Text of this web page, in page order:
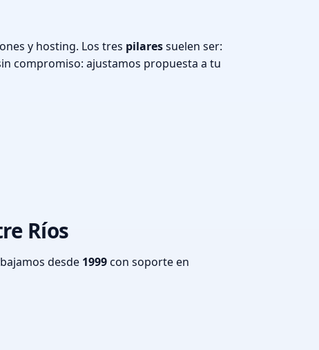
y hosting. Los tres pilaressuelen ser:
compromiso: ajustamos propuesta a tu
Ríos
desde 1999con soporte en